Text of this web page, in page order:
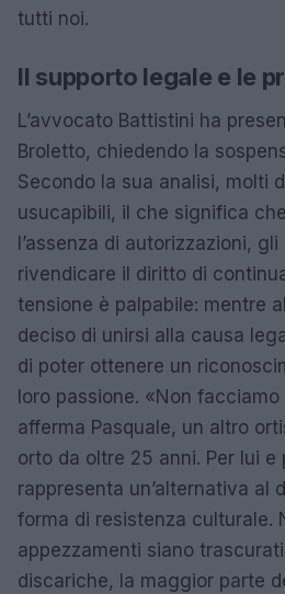
tutti noi.
Il supporto legale e le
L’avvocato Battistini ha
Broletto, chiedendo la
Secondo la sua analisi, molti
usucapibili, il che significa
l’assenza di autorizzazioni,
rivendicare il diritto di
tensione è palpabile: mentre
deciso di unirsi alla causa
di poter ottenere un
loro passione. «Non facciamo
afferma Pasquale, un altro
orto da oltre 25 anni. Per lui e
rappresenta un’alternativa al
forma di resistenza culturale.
appezzamenti siano
discariche, la maggior parte